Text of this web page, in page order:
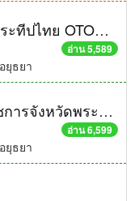
รอง ผวจ.อย. ร่วมงานศิลปาชีพ ประทีปไทย OTOP ก้าวไกลด้วยพระบารมี
อ่าน 5,589
ยุธยา
แสดงความยินดี ท่านรองผู้ว่าราชการจังหวัดพระนครศรีอยุธยาคนใหม่
อ่าน 6,599
ยุธยา